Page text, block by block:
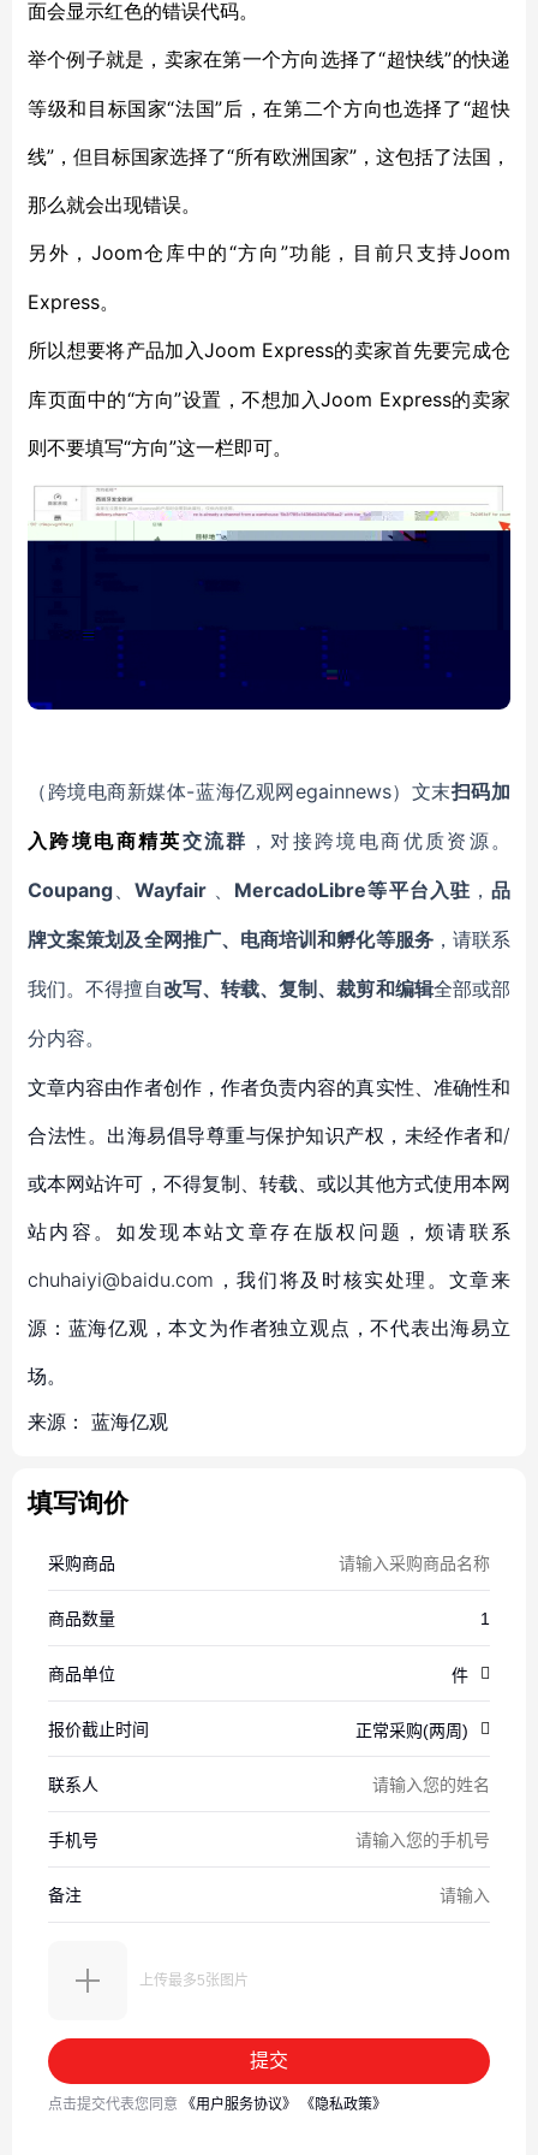
面会显示红色的错误代码。
举个例子就是，卖家在第一个方向选择了“超快线”的快递
等级和目标国家“法国”后，在第二个方向也选择了“超快
线”，但目标国家选择了“所有欧洲国家”，这包括了法国，
那么就会出现错误。
另外， Joom仓库中的“方向”功能，目前只支持Joom
Express。
所以想要将产品加入Joom Express的卖家首先要完成仓
库页面中的“方向”设置，不想加入Joom Express的卖家
则不要填写“方向”这一栏即可。
（跨境电商新媒体-蓝海亿观网egainnews）文末扫码加
入 跨境电商精英交流群 ，对接跨境电商优质资源。
Coupang 、Wayfair MercadoLibre等平台入驻 ，品
牌文案策划及全网推广、电商培训和孵化等服务，请联系
我们。不得擅自改写、转载、复制、裁剪和编辑全部或部
分内容。
文章内容由作者创作，作者负责内容的真实性、准确性和
合法性。出海易倡导尊重与保护知识产权，未经作者和/
或本网站许可，不得复制、转载、或以其他方式使用本网
站内容。如发现本站文章存在版权问题，烦请联系
chuhaiyi@baidu.com，我们将及时核实处理。文章来
源：蓝海亿观，本文为作者独立观点，不代表出海易立
场。
来源： 蓝海亿观
填写询价